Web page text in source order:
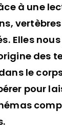
à une
Elles
des
le
pour